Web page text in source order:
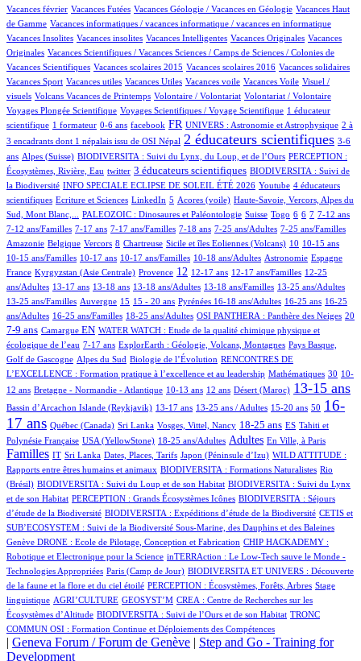
Vacances février
2/523 Vacances Futées
7/523 Vacances Géologie / Vacances en Géologie
1/523
Vacances Haut
de Gamme
1/523 Vacances informatiques / vacances informatique / vacances en informatique
1/523
Vacances Insolites
1/523 Vacances insolites
1/523 Vacances Intelligentes
2/523 Vacances Originales
1/523
Vacances
Originales
3/523
Vacances Scientifiques / Vacances Sciences / Camps de Sciences / Colonies de
Vacances Scientifiques
1/523 Vacances scolaires 2015
1/523 Vacances scolaires 2016
1/523 Vacances solidaires
1/523
Vacances Sport
1/523 Vacances utiles
1/523 Vacances Utiles
1/523 Vacances voile
1/523 Vacances Voile
1/523
Visuel /
visuels
3/523Volcans Vacances de Printemps
1/523 Volontaire / Volontariat
1/523 Volontariat / Volontaire
31/523
Voyages Plongée Scientifique
3/523 Voyages Scientifiques / Voyage Scientifique
61/523
1 éducateur
scientifique
4/523 1 formateur
2/523 0-6 ans
9/523 facebook
192/523 FR
14/523 UNIVERS : Astronomie et Astrophysique
3/523
2 à
3 encadrants dont 1 népalais issu de OSI Népal
326/523 2 éducateurs scientifiques
9/523
3-6
ans
56/523Alpes (Suisse)
25/523 BIODIVERSITA : Suivi du Lynx, du Loup, et de l’Ours
7/523
PERCEPTION :
Écosystèmes, Rivière, Eau
1/523 twitter
136/523 3 éducateurs scientifiques
36/523
BIODIVERSITA : Suivi de
la Biodiversité
40/523 INFO SPECIALE ECLIPSE DE SOLEIL ÉTÉ 2026
1/523 Youtube
25/523
4 éducateurs
scientifiques
1/523 Ecriture et Sciences
1/523 LinkedIn
16/523 5
3/523 Acores (voile)
10/523
Haute-Savoie, Vercors, Alpes du
Sud, Mont Blanc,...
34/523 PALEOZOIC : Dinosaures et Paléontologie
2/523 Suisse
4/523 Togo
1/523 6
13/523 6
33/523 7
8/523 7-12 ans
30/523
7-12 ans/Familles
2/523 7-17 ans
26/523 7-17 ans/Familles
18/523 7-18 ans
1/523 7-25 ans/Adultes
6/523 7-25 ans/Familles
1/523
Amazonie
1/523 Belgique
1/523 Vercors
37/523 8
1/523 Chartreuse
4/523 Sicile et îles Eoliennes (Volcans)
49/523 10
2/523 10-15 ans
2/523
10-15 ans/Familles
4/523 10-17 ans
8/523 10-17 ans/Familles
4/523 10-18 ans/Adultes
43/523 Astronomie
40/523 Espagne
6/523
France
39/523Kyrgyzstan (Asie Centrale)
104/523 Provence
228/523 12
16/523 12-17 ans
2/523 12-17 ans/Familles
1/523
12-25
ans/Adultes
79/523 13-17 ans
7/523 13-18 ans
16/523 13-18 ans/Adultes
6/523 13-18 ans/Familles
1/523 13-25 ans/Adultes
2/523
13-25 ans/Familles
2/523 Auvergne
105/523 15
20/523 15 - 20 ans
32/523 Pyrénées
42/523 16-18 ans/Adultes
3/523 16-25 ans
2/523
16-25
ans/Adultes
2/523 16-25 ans/Familles
7/523 18-25 ans/Adultes
35/523 OSI PANTHERA : Panthère des Neiges
47/523 20
124/523
7-9 ans
2/523 Camargue
118/523 EN
8/523
WATER WATCH : Etude de la qualité chimique physique et
écologique de l’eau
11/523 7-17 ans
15/523 ExplorEarth : Géologie, Volcans, Montagnes
16/523
Pays Basque,
Golf de Gascogne
11/523 Alpes du Sud
3/523 Biologie de l’Évolution
85/523
RENCONTRES DE
L’EXCELLENCE : Formation pratique à l’excellence et au leadership
2/523 Mathématiques
7/523 30
67/523
10-
12 ans
30/523Bretagne - Normandie - Atlantique
106/523 10-13 ans
40/523 12 ans
3/523 Désert (Maroc)
307/523 13-15 ans
1/523
Bassin d’Arcachon
9/523 Islande (Reykjavik)
20/523 13-17 ans
14/523 13-25 ans / Adultes
8/523 15-20 ans
2/523 50
361/523
16-
17 ans
22/523 Québec (Canada)
2/523 Sri Lanka
5/523 Vosges, Vittel, Nancy
138/523 18-25 ans
41/523 ES
14/523
Tahiti et
Polynésie Française
5/523 USA (YellowStone)
86/523 18-25 ans/Adultes
194/523 Adultes
1/523 En Ville, à Paris
246/523
Familles
6/523 IT
2/523 Sri Lanka
5/523 Dates, Places, Tarifs
4/523 Japon (Péninsule d’Izu)
14/523
WILD ATTITUDE :
Rapports entre êtres humains et animaux
16/523 BIODIVERSITA : Formations Naturalistes
3/523
Rio
(Brésil)
4/523 BIODIVERSITA : Suivi du Loup et de son Habitat
6/523
BIODIVERSITA : Suivi du Lynx
et de son Habitat
1/523 PERCEPTION : Grands Écosystèmes Icônes
10/523
BIODIVERSITA : Séjours
d’étude de la Biodiversité
4/523 BIODIVERSITA : Expéditions d’étude de la Biodiversité
35/523
CETIS et
SUB’ECOSYSTEM : Suivi de la Biodiversité Sous-Marine, des Dauphins et des Baleines
15/523
Genève
7/523 DRONE : Ecole de Pilotage, Conception et Fabrication
5/523
CHIP HACKADEMY :
Robotique et Electronique pour la Science
2/523
inTERRAction : Le Low-Tech sauve le Monde -
Technologies Appropriées
5/523 Paris (Camp de Jour)
2/523
BIODIVERSITA ET UNIVERS : Découverte
de la faune et la flore et du ciel étoilé
24/523 PERCEPTION : Écosystèmes, Forêts, Arbres
2/523
Stage
linguistique
1/523 AGRI’CULTURE
2/523 GEOSYST’M
1/523
CREA : Centre de Recherches sur les
Écosystèmes d’Altitude
1/523 BIODIVERSITA : Suivi de l’Ours et de son Habitat
2/523
TRONC
COMMUN OSI : Formation Continue et Déploiements des Compétences
| Geneva Forum / Forum de Genève | Step and Go - Training for
Development